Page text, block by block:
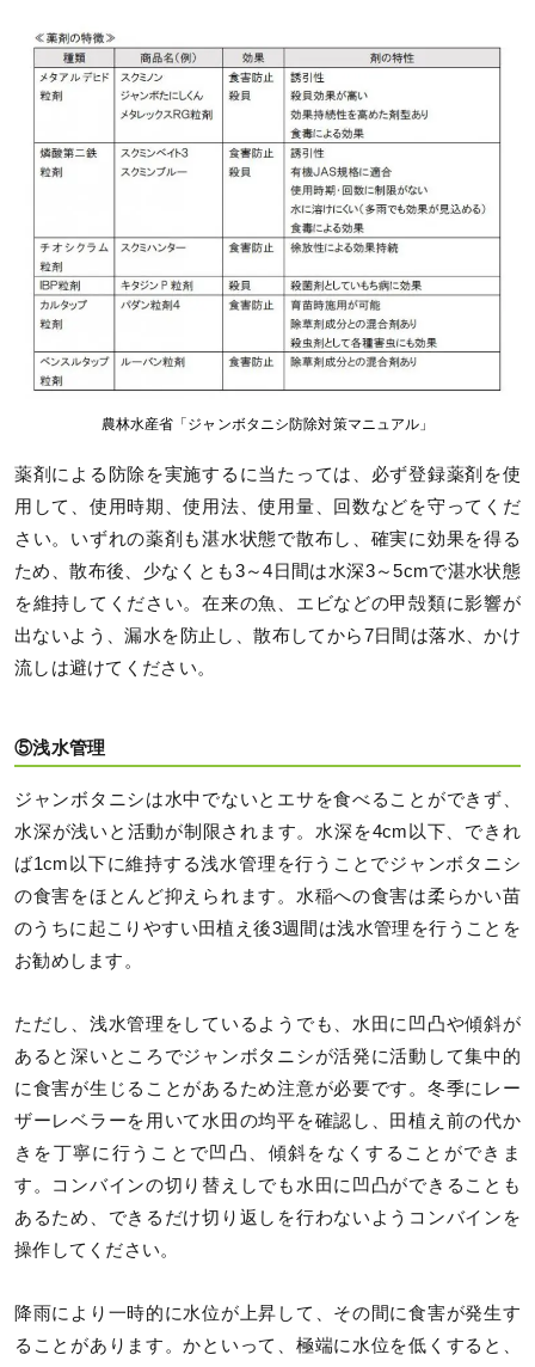
農林水産省「ジャンボタニシ防除対策マニュアル」
薬剤による防除を実施するに当たっては、必ず登録薬剤を使
用して、使用時期、使用法、使用量、回数などを守ってくだ
さい。いずれの薬剤も湛水状態で散布し、確実に効果を得る
ため、散布後、少なくとも3～4日間は水深3～5cmで湛水状態
を維持してください。在来の魚、エビなどの甲殻類に影響が
出ないよう、漏水を防止し、散布してから7日間は落水、かけ
流しは避けてください。
⑤浅水管理
ジャンボタニシは水中でないとエサを食べることができず、
水深が浅いと活動が制限されます。水深を4cm以下、できれ
ば1cm以下に維持する浅水管理を行うことでジャンボタニシ
の食害をほとんど抑えられます。水稲への食害は柔らかい苗
のうちに起こりやすい田植え後3週間は浅水管理を行うことを
お勧めします。
ただし、浅水管理をしているようでも、水田に凹凸や傾斜が
あると深いところでジャンボタニシが活発に活動して集中的
に食害が生じることがあるため注意が必要です。冬季にレー
ザーレベラーを用いて水田の均平を確認し、田植え前の代か
きを丁寧に行うことで凹凸、傾斜をなくすることができま
す。コンバインの切り替えしでも水田に凹凸ができることも
あるため、できるだけ切り返しを行わないようコンバインを
操作してください。
降雨により一時的に水位が上昇して、その間に食害が発生す
ることがあります。かといって、極端に水位を低くすると、